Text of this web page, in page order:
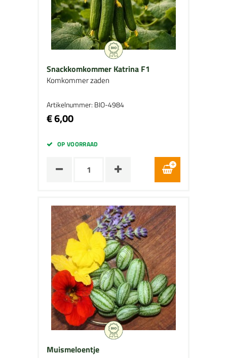
Snackkomkommer Katrina F1
Komkommer zaden
Artikelnummer: BIO-4984
€ 6,00
OP VOORRAAD
Muismeloentje